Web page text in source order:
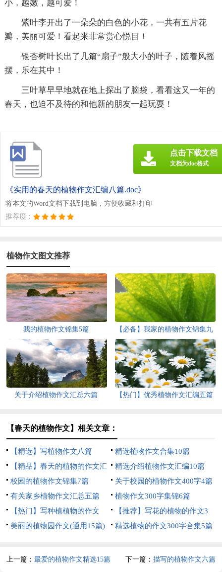
小，越嫩，越可爱！
紫叶李开出了一朵朵的白色的小花，一共有五片花
瓣，美丽可爱！看起来非常赏心悦目！
银杏树叶长出了几篇“扇子”般大小的叶子，随着风摇
摆，乐在其中！
三叶草早早地就在地上探出了脑袋，看看这又一年的
春天，也迫不及待的和他新的朋友一起玩耍！
《实用的春天的植物作文汇编八篇.doc》
将本文的Word文档下载到电脑，方便收藏和打印
推荐度：
点击下载文档
文档为doc格式
植物作文图文推荐
我的植物作文锦集5篇
【必备】我家的植物作文锦集九
篇
关于介绍植物作文汇总六篇 【热门】优秀植物作文汇编五篇
【春天的植物作文】相关文章：
【精选】写植物作文八篇
精选植物作文合集10篇
【精品】春天的植物的作文汇
总7篇
精选介绍植物作文汇编10篇
校园的植物作文锦集7篇
关于校园的植物作文400字4篇
有关家乡植物作文汇总五篇
植物作文300字集锦6篇
【热门】写种植植物的作文
300字三篇
【推荐】写花的植物的作文3
篇
美丽的植物园作文(通用15篇) 精选植物的作文300字合集5篇
上一篇：最爱的植物作文精选15篇 下一篇： 描写的植物作文六篇